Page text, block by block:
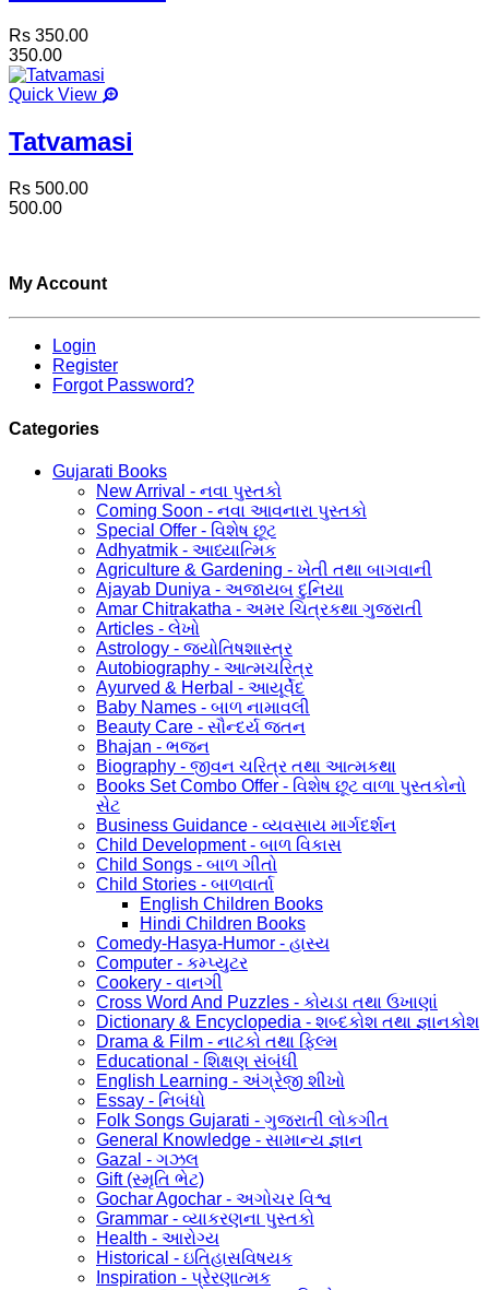
Rs 350.00
350.00
Quick View
Tatvamasi
Rs 500.00
500.00
My Account
Login
Register
Forgot Password?
Categories
Gujarati Books
New Arrival - નવા પુસ્તકો
Coming Soon - નવા આવનારા પુસ્તકો
Special Offer - વિશેષ છૂટ
Adhyatmik - આધ્યાત્મિક
Agriculture & Gardening - ખેતી તથા બાગવાની
Ajayab Duniya - અજાયબ દુનિયા
Amar Chitrakatha - અમર ચિત્રકથા ગુજરાતી
Articles - લેખો
Astrology - જ્યોતિષશાસ્ત્ર
Autobiography - આત્મચરિત્ર
Ayurved & Herbal - આયૂર્વેદ
Baby Names - બાળ નામાવલી
Beauty Care - સૌન્દર્ય જતન
Bhajan - ભજન
Biography - જીવન ચરિત્ર તથા આત્મકથા
Books Set Combo Offer - વિશેષ છૂટ વાળા પુસ્તકોનો
સેટ
Business Guidance - વ્યવસાય માર્ગદર્શન
Child Development - બાળ વિકાસ
Child Songs - બાળ ગીતો
Child Stories - બાળવાર્તા
English Children Books
Hindi Children Books
Comedy-Hasya-Humor - હાસ્ય
Computer - કમ્પ્યુટર
Cookery - વાનગી
Cross Word And Puzzles - કોયડા તથા ઉખાણાં
Dictionary & Encyclopedia - શબ્દકોશ તથા જ્ઞાનકોશ
Drama & Film - નાટકો તથા ફિલ્મ
Educational - શિક્ષણ સંબંધી
English Learning - અંગ્રેજી શીખો
Essay - નિબંધો
Folk Songs Gujarati - ગુજરાતી લોકગીત
General Knowledge - સામાન્ય જ્ઞાન
Gazal - ગઝલ
Gift (સ્મૃતિ ભેટ)
Gochar Agochar - અગોચર વિશ્વ
Grammar - વ્યાકરણના પુસ્તકો
Health - આરોગ્ય
Historical - ઇતિહાસવિષયક
Inspiration - પ્રેરણાત્મક